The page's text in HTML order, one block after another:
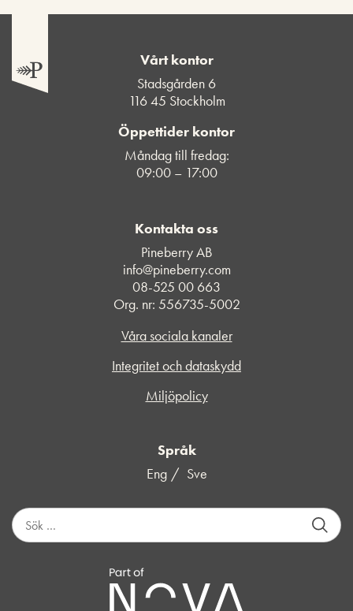
Vårt kontor
Stadsgården 6
116 45 Stockholm
Öppettider kontor
Måndag till fredag:
09:00 – 17:00
Kontakta oss
Pineberry AB
info@pineberry.com
08-525 00 663
Org. nr: 556735-5002
Våra sociala kanaler
Integritet och dataskydd
Miljöpolicy
Språk
Eng
Sve
S
ö
k